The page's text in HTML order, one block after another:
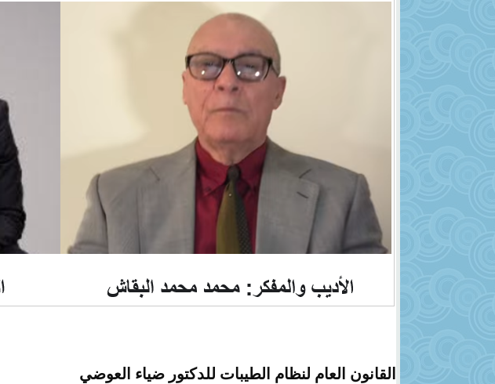
القانون العام لنظام الطيبات للدكتور ضياء العوضي